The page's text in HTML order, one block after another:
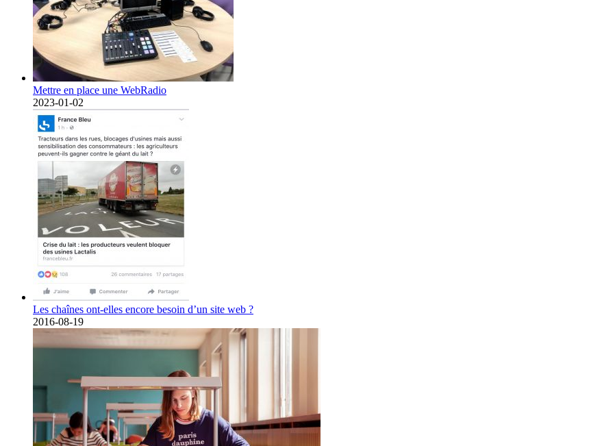
Mettre en place une WebRadio
2023-01-02
Les chaînes ont-elles encore besoin d’un site web ?
2016-08-19